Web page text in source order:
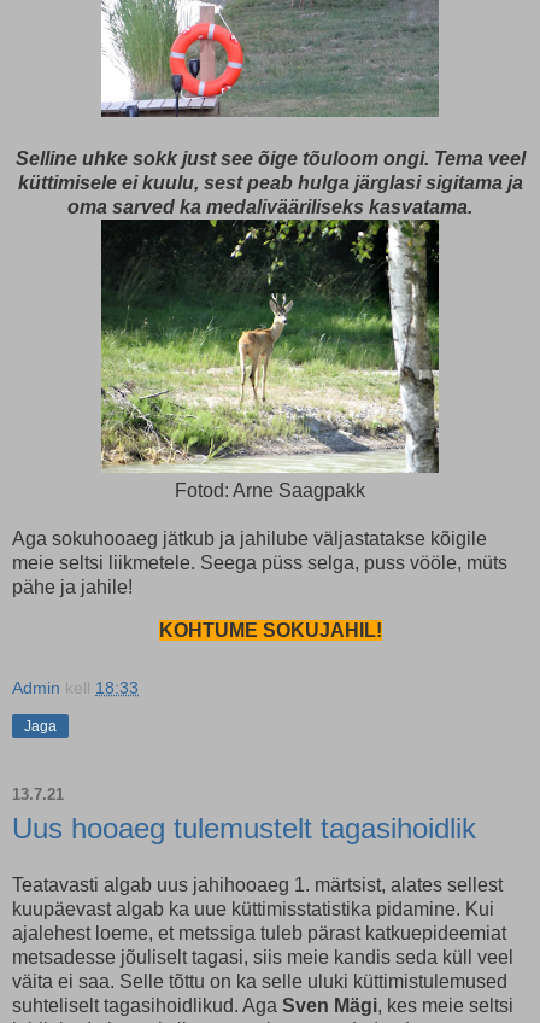
Selline uhke sokk just see õige tõuloom ongi. Tema veel
küttimisele ei kuulu, sest peab hulga järglasi sigitama ja
oma sarved ka medalivääriliseks kasvatama.
Fotod: Arne Saagpakk
Aga sokuhooaeg jätkub ja jahilube väljastatakse kõigile
meie seltsi liikmetele. Seega püss selga, puss vööle, müts
pähe ja jahile!
KOHTUME SOKUJAHIL!
Admin kell 18:33
Jaga
13.7.21
Uus hooaeg tulemustelt tagasihoidlik
Teatavasti algab uus jahihooaeg 1. märtsist, alates sellest
kuupäevast algab ka uue küttimisstatistika pidamine. Kui
ajalehest loeme, et metssiga tuleb pärast katkuepideemiat
metsadesse jõuliselt tagasi, siis meie kandis seda küll veel
väita ei saa. Selle tõttu on ka selle uluki küttimistulemused
suhteliselt tagasihoidlikud. Aga Sven Mägi, kes meie seltsi